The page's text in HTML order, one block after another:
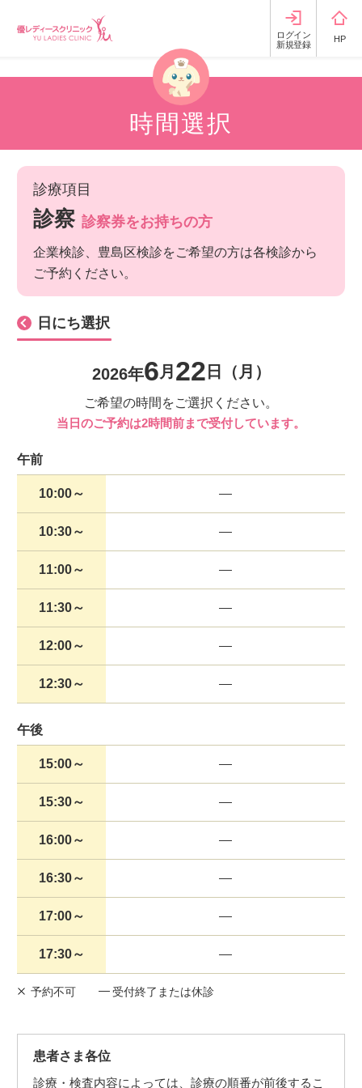
ログイン
新規登録
HP
時間選択
診療項目
診察 診察券をお持ちの方
企業検診、豊島区検診をご希望の方は各検診から
ご予約ください。
日にち選択
2026年6 月 22 日 （月）
ご希望の時間をご選択ください。
当日のご予約は2時間前まで受付しています。
午前
10:00～
10:30～
11:00～
11:30～
12:00～
12:30～
午後
15:00～
15:30～
16:00～
16:30～
17:00～
17:30～
予約不可 受付終了または休診
患者さま各位
診療・検査内容によっては、診療の順番が前後するこ